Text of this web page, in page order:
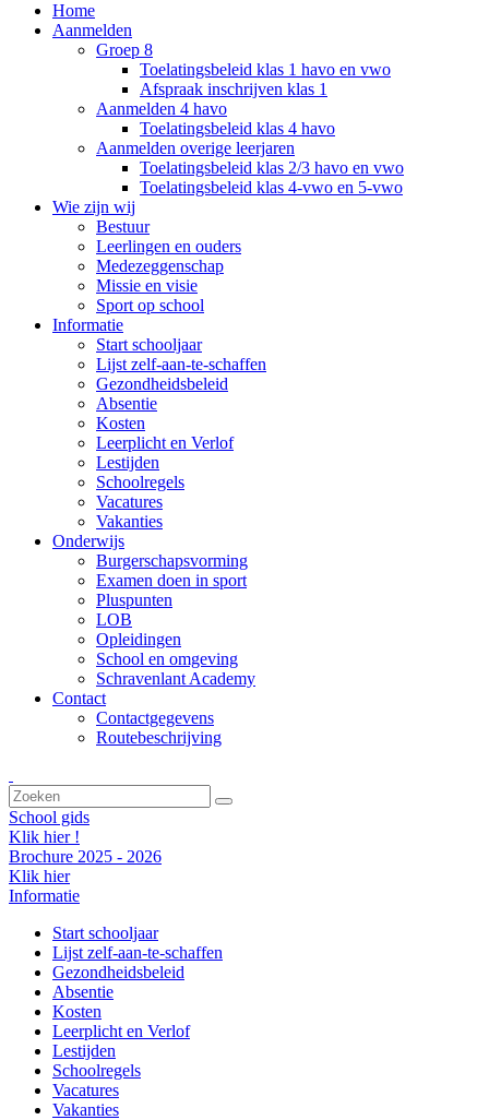
Home
Aanmelden
Groep 8
Toelatingsbeleid klas 1 havo en vwo
Afspraak inschrijven klas 1
Aanmelden 4 havo
Toelatingsbeleid klas 4 havo
Aanmelden overige leerjaren
Toelatingsbeleid klas 2/3 havo en vwo
Toelatingsbeleid klas 4-vwo en 5-vwo
Wie zijn wij
Bestuur
Leerlingen en ouders
Medezeggenschap
Missie en visie
Sport op school
Informatie
Start schooljaar
Lijst zelf-aan-te-schaffen
Gezondheidsbeleid
Absentie
Kosten
Leerplicht en Verlof
Lestijden
Schoolregels
Vacatures
Vakanties
Onderwijs
Burgerschapsvorming
Examen doen in sport
Pluspunten
LOB
Opleidingen
School en omgeving
Schravenlant Academy
Contact
Contactgegevens
Routebeschrijving
School gids
Klik hier !
Brochure 2025 - 2026
Klik hier
Informatie
Start schooljaar
Lijst zelf-aan-te-schaffen
Gezondheidsbeleid
Absentie
Kosten
Leerplicht en Verlof
Lestijden
Schoolregels
Vacatures
Vakanties